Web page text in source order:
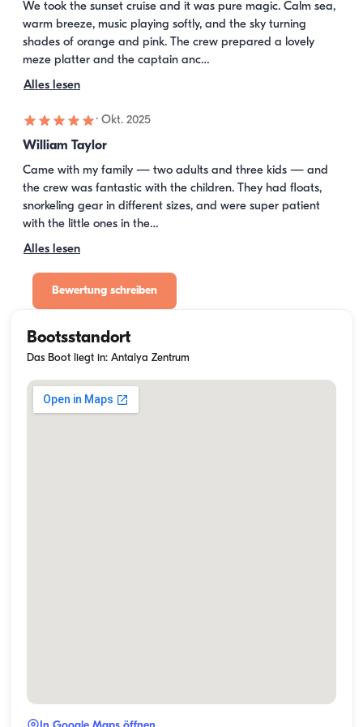
We took the sunset cruise and it was pure magic. Calm sea,
warm breeze, music playing softly, and the sky turning
shades of orange and pink. The crew prepared a lovely
meze platter and the captain anc…
Alles lesen
· Okt. 2025
William Taylor
Came with my family — two adults and three kids — and
the crew was fantastic with the children. They had floats,
snorkeling gear in different sizes, and were super patient
with the little ones in the…
Alles lesen
Bewertung schreiben
Bootsstandort
Das Boot liegt in: Antalya Zentrum